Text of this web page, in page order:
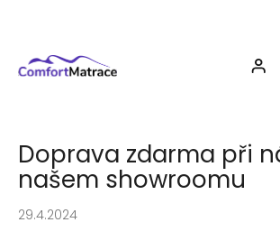
Doprava zdarma při
našem showroomu
29.4.2024